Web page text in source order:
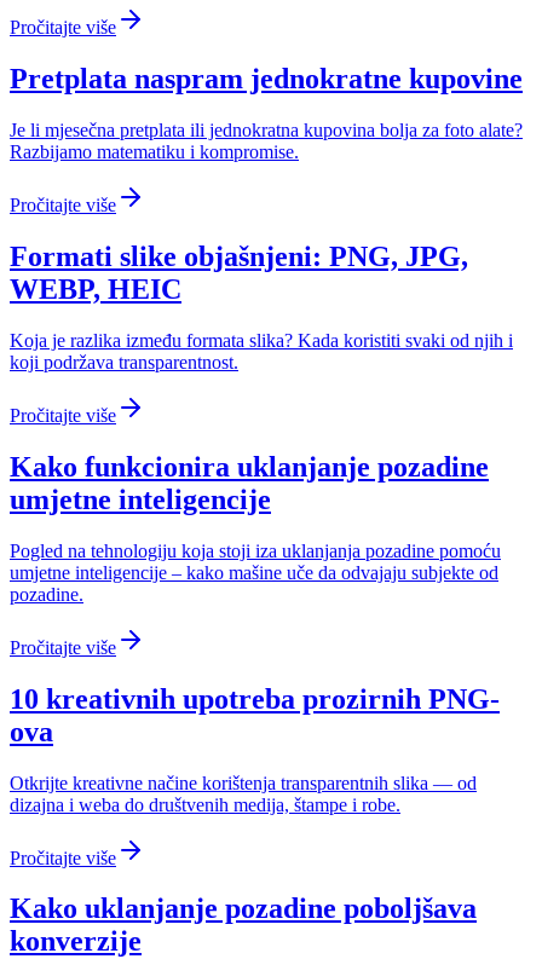
Pročitajte više
Pretplata naspram jednokratne kupovine
Je li mjesečna pretplata ili jednokratna kupovina bolja za foto alate?
Razbijamo matematiku i kompromise.
Pročitajte više
Formati slike objašnjeni: PNG, JPG,
WEBP, HEIC
Koja je razlika između formata slika? Kada koristiti svaki od njih i
koji podržava transparentnost.
Pročitajte više
Kako funkcionira uklanjanje pozadine
umjetne inteligencije
Pogled na tehnologiju koja stoji iza uklanjanja pozadine pomoću
umjetne inteligencije – kako mašine uče da odvajaju subjekte od
pozadine.
Pročitajte više
10 kreativnih upotreba prozirnih PNG-
ova
Otkrijte kreativne načine korištenja transparentnih slika — od
dizajna i weba do društvenih medija, štampe i robe.
Pročitajte više
Kako uklanjanje pozadine poboljšava
konverzije